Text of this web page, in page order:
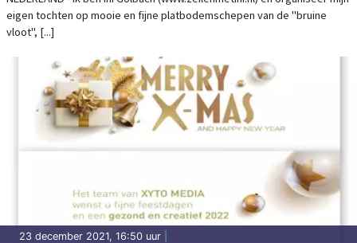
eigen tochten op mooie en fijne platbodemschepen van de "bruine
vloot", [...]
23 december 2021, 16:50 uur